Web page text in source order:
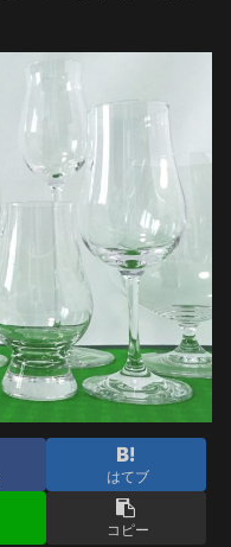
はてブ
コピー